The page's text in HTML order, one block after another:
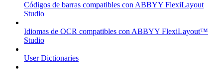
Códigos de barras compatibles con ABBYY FlexiLayout
Studio
Idiomas de OCR compatibles con ABBYY FlexiLayout™
Studio
User Dictionaries